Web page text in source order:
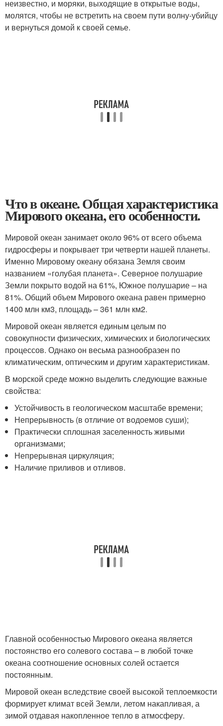
неизвестно, и моряки, выходящие в открытые воды,
молятся, чтобы не встретить на своем пути волну-убийцу
и вернуться домой к своей семье.
Что в океане. Общая характеристика
Мирового океана, его особенности.
Мировой океан занимает около 96% от всего объема
гидросферы и покрывает три четверти нашей планеты.
Именно Мировому океану обязана Земля своим
названием «голубая планета». Северное полушарие
Земли покрыто водой на 61%, Южное полушарие – на
81%. Общий объем Мирового океана равен примерно
1400 млн км3, площадь – 361 млн км2.
Мировой океан является единым целым по
совокупности физических, химических и биологических
процессов. Однако он весьма разнообразен по
климатическим, оптическим и другим характеристикам.
В морской среде можно выделить следующие важные
свойства:
Устойчивость в геологическом масштабе времени;
Непрерывность (в отличие от водоемов суши);
Практически сплошная заселенность живыми
организмами;
Непрерывная циркуляция;
Наличие приливов и отливов.
Главной особенностью Мирового океана является
постоянство его солевого состава – в любой точке
океана соотношение основных солей остается
постоянным.
Мировой океан вследствие своей высокой теплоемкости
формирует климат всей Земли, летом накапливая, а
зимой отдавая накопленное тепло в атмосферу.